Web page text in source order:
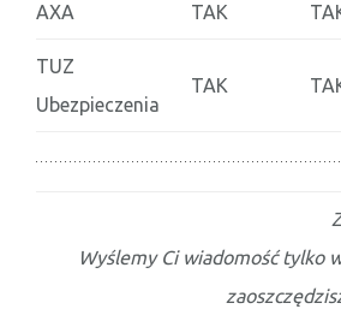
AXA TAK
TUZ
Ubezpieczenia
TAK
Wyślemy Ci wiadomość tylko